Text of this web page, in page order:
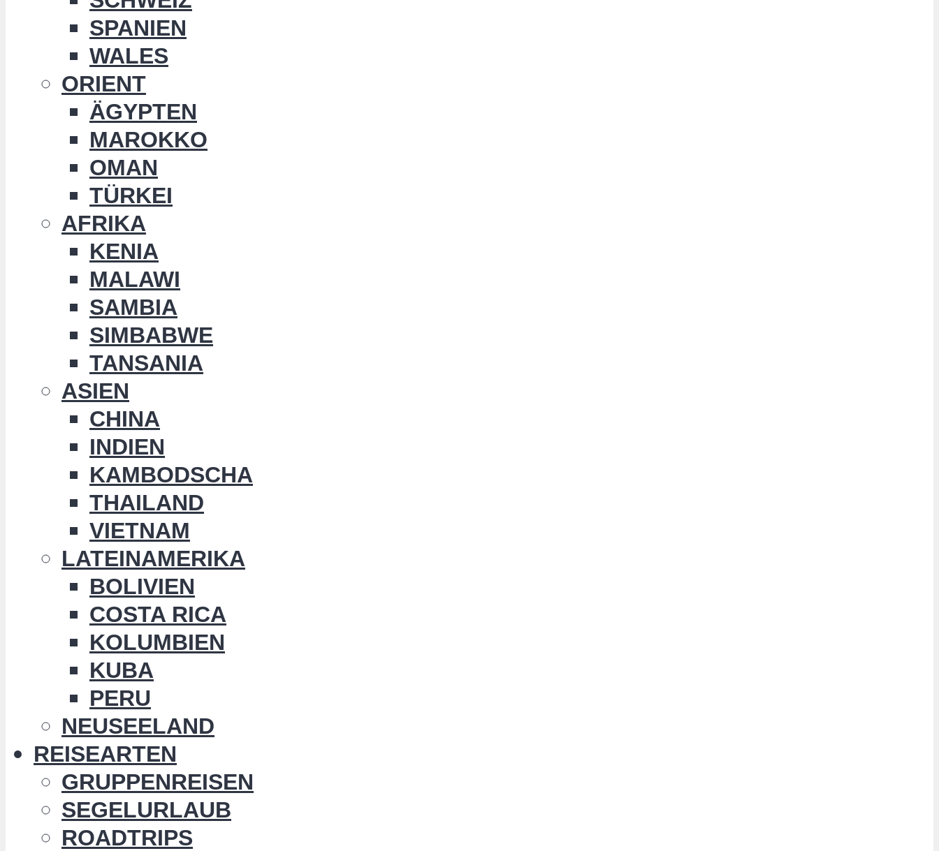
SPANIEN
WALES
ORIENT
ÄGYPTEN
MAROKKO
OMAN
TÜRKEI
AFRIKA
KENIA
MALAWI
SAMBIA
SIMBABWE
TANSANIA
ASIEN
CHINA
INDIEN
KAMBODSCHA
THAILAND
VIETNAM
LATEINAMERIKA
BOLIVIEN
COSTA RICA
KOLUMBIEN
KUBA
PERU
NEUSEELAND
REISEARTEN
GRUPPENREISEN
SEGELURLAUB
ROADTRIPS